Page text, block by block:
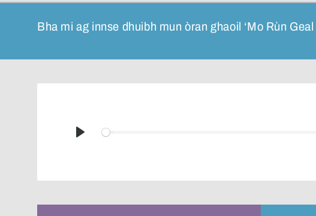
Bha mi ag innse dhuibh mun òran ghaoil ‘Mo Rùn Geal
Play